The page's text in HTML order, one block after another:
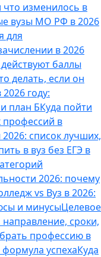
что изменилось в
вузы МО РФ в 2026
для
в 2026
баллы
делать, если он
году:
план БКуда пойти
профессий в
список лучших,
в вуз без ЕГЭ в
2026: почему
vs Вуз в 2026:
и минусыЦелевое
направление, сроки,
профессию в
успехаКуда